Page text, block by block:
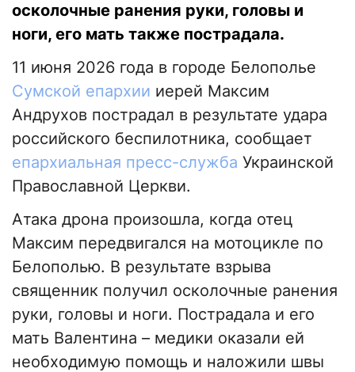
осколочные ранения руки, головы и
ноги, его мать также пострадала.
11 июня 2026 года в городе Белополье
Сумской епархии иерей Максим
Андрухов пострадал в результате удара
российского беспилотника, сообщает
епархиальная пресс-служба Украинской
Православной Церкви.
Атака дрона произошла, когда отец
Максим передвигался на мотоцикле по
Белополью. В результате взрыва
священник получил осколочные ранения
руки, головы и ноги. Пострадала и его
мать Валентина – медики оказали ей
необходимую помощь и наложили швы